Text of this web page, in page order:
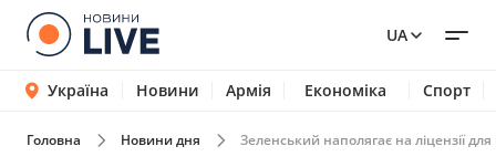
UA
Україна Новини Армія Економіка Спорт
Головна Новини дня Зеленський наполягає на ліцензії